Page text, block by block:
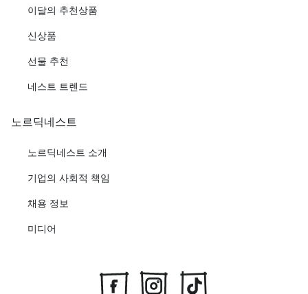
이달의 추천상품
신상품
선물 추천
네스트 트렌드
노르딕네스트
노르딕네스트 소개
기업의 사회적 책임
채용 정보
미디어